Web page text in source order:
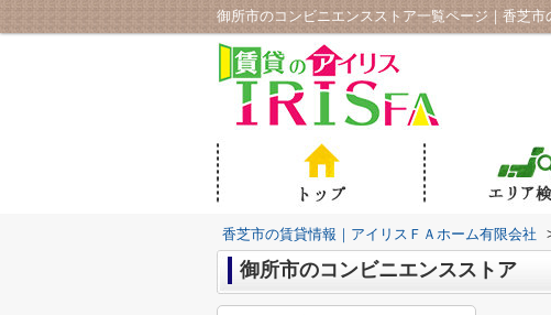
御所市のコンビニエンスストア一覧ページ｜香芝
香芝市の賃貸情報｜アイリスＦＡホーム有限会社
御所市のコンビニエンスストア